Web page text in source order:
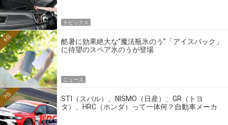
トピックス
酷暑に効果絶大な“魔法瓶氷のう”「アイスパック」
に待望のスペア氷のうが登場
6位
ニュース
STI（スバル）、NISMO（日産）、GR（トヨ
タ）、HRC（ホンダ）って一体何？自動車メーカ
7位